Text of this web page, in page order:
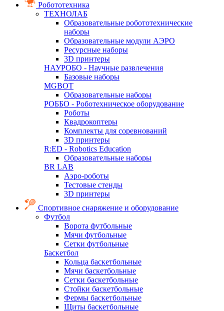
Робототехника
ТЕХНОЛАБ
Образовательные робототехнические
наборы
Образовательные модули АЭРО
Ресурсные наборы
3D принтеры
НАУРОБО - Научные развлечения
Базовые наборы
MGBOT
Образовательные наборы
РОББО - Роботехническое оборудование
Роботы
Квадрокоптеры
Комплекты для соревнований
3D принтеры
R:ED - Robotics Education
Образовательные наборы
BR LAB
Аэро-роботы
Тестовые стенды
3D принтеры
Спортивное снаряжение и оборудование
Футбол
Ворота футбольные
Мячи футбольные
Сетки футбольные
Баскетбол
Кольца баскетбольные
Мячи баскетбольные
Сетки баскетбольные
Стойки баскетбольные
Фермы баскетбольные
Щиты баскетбольные